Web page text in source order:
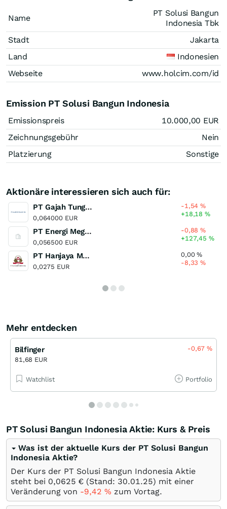
Name
PT Solusi Bangun
Indonesia Tbk
Stadt
Jakarta
Land
Indonesien
Webseite
www.holcim.com/id
Emission PT Solusi Bangun Indonesia
Emissionspreis 10.000,00 EUR
Zeichnungsgebühr
Nein
Platzierung
Sonstige
Aktionäre interessieren sich auch für:
PT Gajah Tunggal
0,064000 EUR
-1,54%
+18,18%
PT Energi Mega Persada Tbk (A)
0,056500 EUR
-0,88%
+127,45 %
PT Hanjaya Mandala Sampoerna
0,0275 EUR
0,00%
-8,33%
Mehr entdecken
Bilfinger
81,68 EUR
-0,67%
Watchlist Portfolio
PT Solusi Bangun Indonesia Aktie: Kurs & Preis
Was ist der aktuelle Kurs der PT Solusi Bangun
Indonesia Aktie?
Der Kurs der PT Solusi Bangun Indonesia Aktie
steht bei 0,0625 € (Stand: 30.01.25) mit einer
Veränderung von -9,42 % zum Vortag.